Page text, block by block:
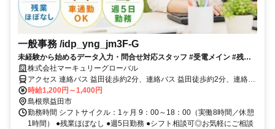
一般事務 /idp_yng_jm3F-G
未経験から始めるデータ入力・問合せ対応スタッフ #受電メイン #残業
ほぼなし #服装・髪色・ネイル自由
株式会社マーキュリーグローバル
アクセス 連絡バス 益田徒歩約2分、連絡バス 益田徒歩約2分、連絡バ
ス 益田徒歩約2分 【電車】ＪＲ山陰本線 益田駅より徒歩約2分
時給1,200円～1,400円
島根県益田市
勤務時間 シフトサイクル：1ヶ月 9：00～18：00（実働8時間／休憩
1時間） ●残業ほぼなし ●週5日勤務 ●シフト相談可◎お気軽にご相談